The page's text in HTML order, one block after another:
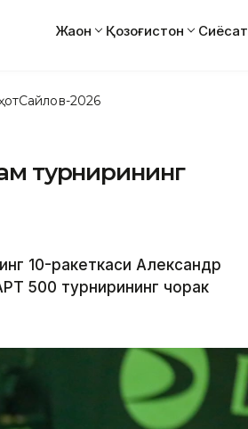
Жаҳон Қозоғистон Сиёсат
Сайлов-2026
турнирининг
10-ракеткаси Александр
500 турнирининг чорак